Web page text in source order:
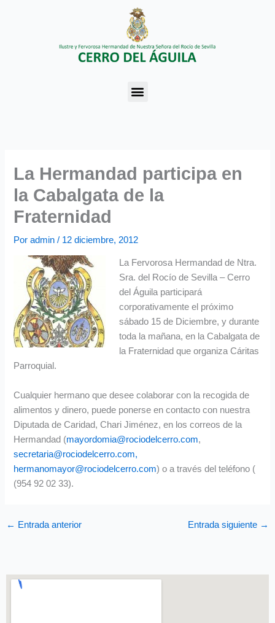
Menu
La Hermandad participa en
la Cabalgata de la
Fraternidad
Poradmin/ 12 diciembre, 2012
La Fervorosa Hermandad de Ntra.
Sra. del Rocío de Sevilla – Cerro
del Águila participará
corporativamente el próximo
sábado 15 de Diciembre, y durante
toda la mañana, en la Cabalgata de
la Fraternidad que organiza Cáritas
Parroquial.
Cualquier hermano que desee colaborar con la recogida de
alimentos y dinero, puede ponerse en contacto con nuestra
Diputada de Caridad, Chari Jiménez, en los correos de la
Hermandad (mayordomia@rociodelcerro.com,
secretaria@rociodelcerro.com,
hermanomayor@rociodelcerro.com) o a través del teléfono (
(954 92 02 33).
← Entrada anterior Entrada siguiente →